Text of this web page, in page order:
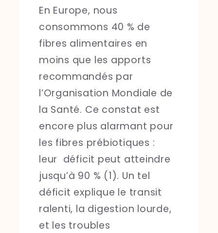
En Europe, nous
consommons 40 % de
fibres alimentaires en
moins que les apports
recommandés par
l’Organisation Mondiale de
la Santé. Ce constat est
encore plus alarmant pour
les fibres prébiotiques :
leur déficit peut atteindre
jusqu’à 90 % (1). Un tel
déficit explique le transit
ralenti, la digestion lourde,
et les troubles